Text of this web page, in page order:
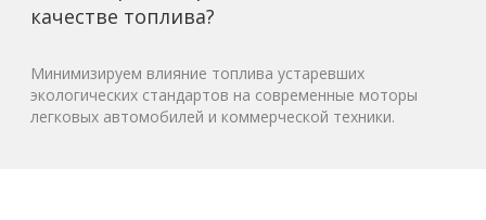
качестве топлива?
Минимизируем влияние топлива устаревших
экологических стандартов на современные моторы
легковых автомобилей и коммерческой техники.